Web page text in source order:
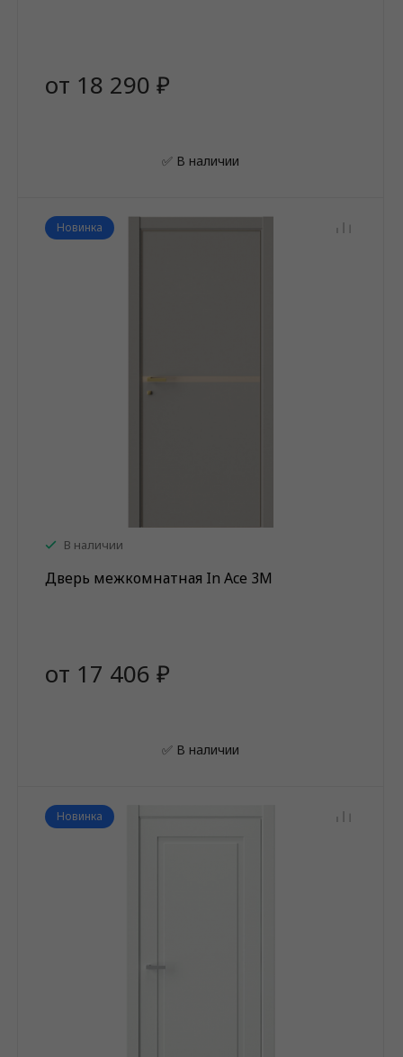
от 18 290 ₽
✅ В наличии
Новинка
В наличии
Дверь межкомнатная In Ace 3M
от 17 406 ₽
✅ В наличии
Новинка